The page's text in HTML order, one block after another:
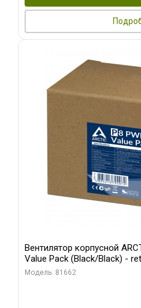
Вентилятор корпусной
Value Pack (Black/Black) -
(702072)
Модель: 81662